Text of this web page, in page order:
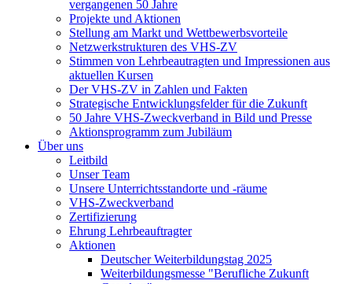
vergangenen 50 Jahre
Projekte und Aktionen
Stellung am Markt und Wettbewerbsvorteile
Netzwerkstrukturen des VHS-ZV
Stimmen von Lehrbeautragten und Impressionen aus
aktuellen Kursen
Der VHS-ZV in Zahlen und Fakten
Strategische Entwicklungsfelder für die Zukunft
50 Jahre VHS-Zweckverband in Bild und Presse
Aktionsprogramm zum Jubiläum
Über uns
Leitbild
Unser Team
Unsere Unterrichtsstandorte und -räume
VHS-Zweckverband
Zertifizierung
Ehrung Lehrbeauftragter
Aktionen
Deutscher Weiterbildungstag 2025
Weiterbildungsmesse "Berufliche Zukunft